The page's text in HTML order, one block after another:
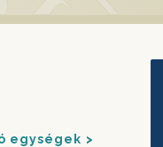
egységek